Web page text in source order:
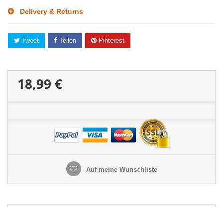
Delivery & Returns
Tweet Teilen Pinterest
18,99 €
Auf meine Wunschliste